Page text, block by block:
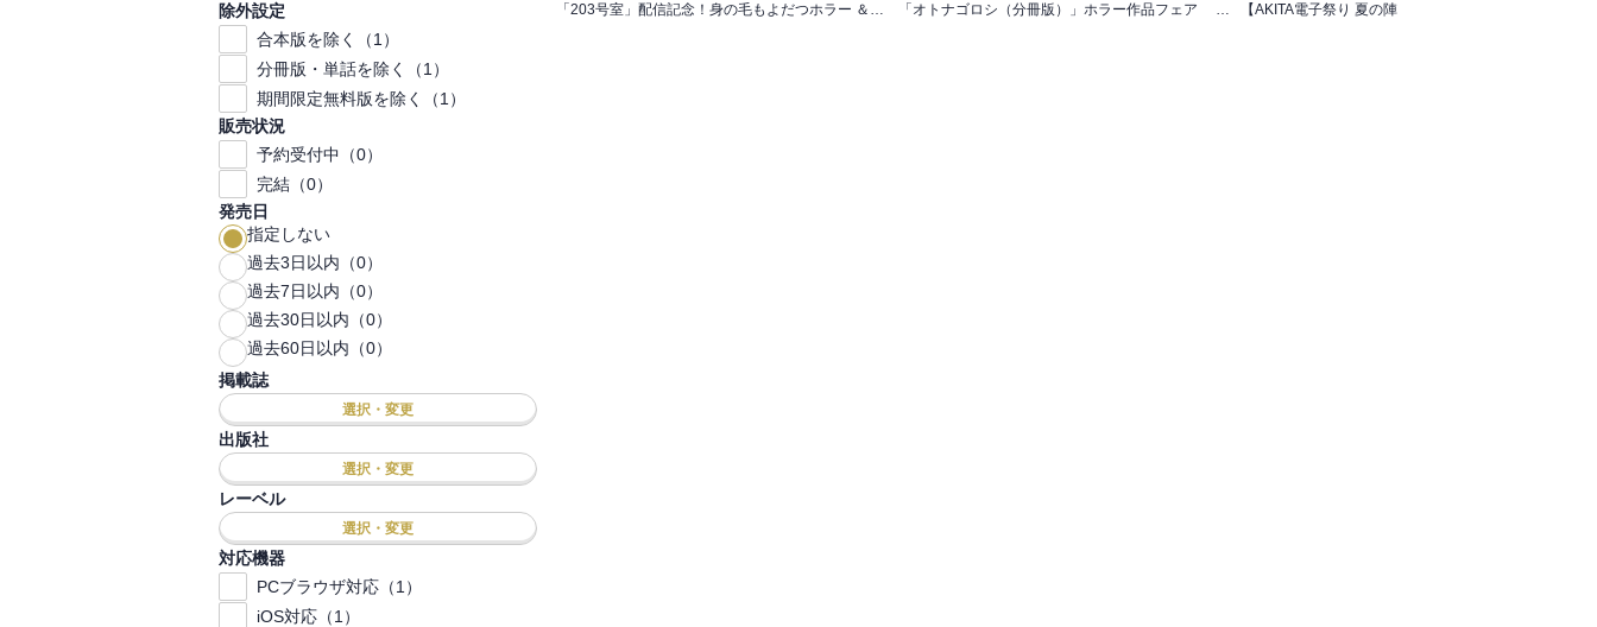
除外設定
合本版を除く（1）
分冊版・単話を除く（1）
期間限定無料版を除く（1）
販売状況
予約受付中（0）
完結（0）
発売日
指定しない
過去3日以内（0）
過去7日以内（0）
過去30日以内（0）
過去60日以内（0）
掲載誌
選択・変更
出版社
選択・変更
レーベル
選択・変更
対応機器
PCブラウザ対応（1）
iOS対応（1）
「203号室」配信記念！身の毛もよだつホラー ＆サスペンスフェア 無料+割引 「オトナゴロシ（分冊版）」ホラー作品フェア 対象作品 全巻50％OFF